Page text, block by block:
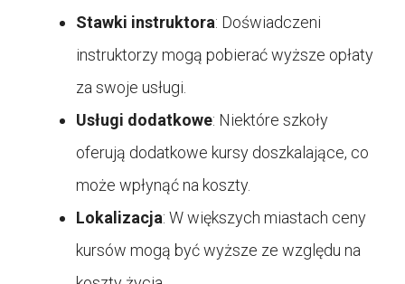
Stawki instruktora: Doświadczeni
instruktorzy mogą pobierać wyższe opłaty
za swoje usługi.
Usługi dodatkowe: Niektóre szkoły
oferują dodatkowe kursy doszkalające, co
może wpłynąć na koszty.
Lokalizacja: W większych miastach ceny
kursów mogą być wyższe ze względu na